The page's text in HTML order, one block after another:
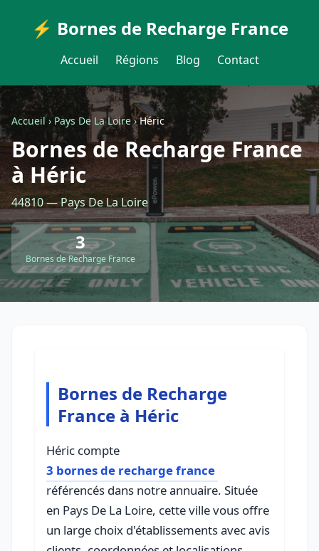
⚡ Bornes de Recharge France
Accueil Régions Blog Contact
Accueil›Pays De La Loire›Héric
Bornes de Recharge France
à Héric
44810 — Pays De La Loire
3
Bornes de Recharge France
Bornes de Recharge
France à Héric
Héric compte
3 bornes de recharge france
référencés dans notre annuaire. Située
en Pays De La Loire, cette ville vous offre
un large choix d'établissements avec avis